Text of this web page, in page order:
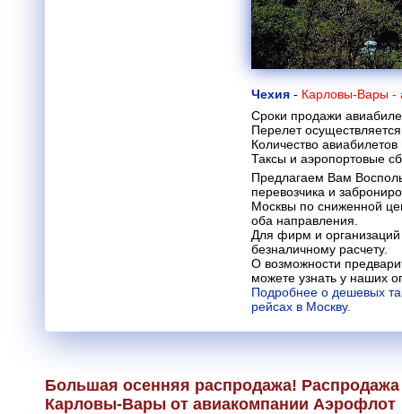
Чехия - Карловы-Вары -
Сроки продажи
Перелет
Количество
Таксы и аэропортовые
Предлагаем Вам
перевозчика и
Москвы по сниженной
оба направления.
Для фирм и
безналичному расчету.
О возможности
можете узнать у наших
Подробнее о дешевых
рейсах в Москву.
Большая осенняя распродажа!
Карловы-Вары от авиакомпании Аэрофлот